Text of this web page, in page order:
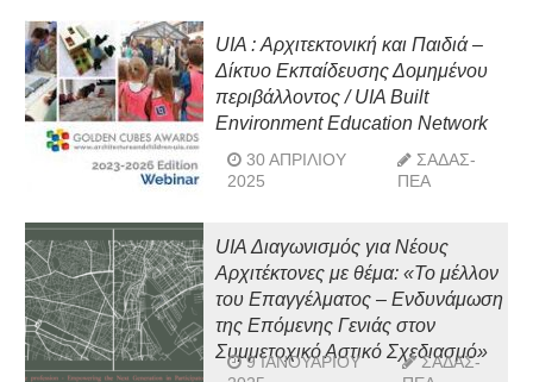
UIA : Αρχιτεκτονική και Παιδιά –
Δίκτυο Εκπαίδευσης Δομημένου
περιβάλλοντος / UIA Built
Environment Education Network
30 ΑΠΡΙΛΊΟΥ
2025
ΣΑΔΑΣ-
ΠΕΑ
UIA Διαγωνισμός για Νέους
Αρχιτέκτονες με θέμα: «Το μέλλον
του Επαγγέλματος – Ενδυνάμωση
της Επόμενης Γενιάς στον
Συμμετοχικό Αστικό Σχεδιασμό»
9 ΙΑΝΟΥΑΡΊΟΥ
ΣΑΔΑΣ-